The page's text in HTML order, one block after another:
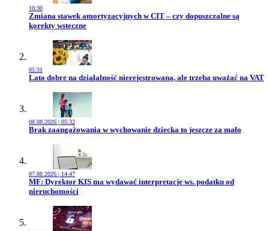
10:30
Przejdź do artykułu:
Zmiana stawek amortyzacyjnych w CIT – czy dopuszczalne są
korekty wsteczne
05:31
Przejdź do artykułu:
Lato dobre na działalność nierejestrowaną, ale trzeba uważać na VAT
08.08.2026 | 05:32
Przejdź do artykułu:
Brak zaangażowania w wychowanie dziecka to jeszcze za mało
07.08.2026 | 14:47
Przejdź do artykułu:
MF: Dyrektor KIS ma wydawać interpretacje ws. podatku od
nieruchomości